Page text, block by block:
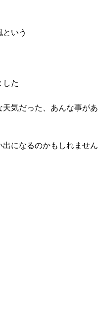
いう
した
気だった、あんな事があ
になるのかもしれません